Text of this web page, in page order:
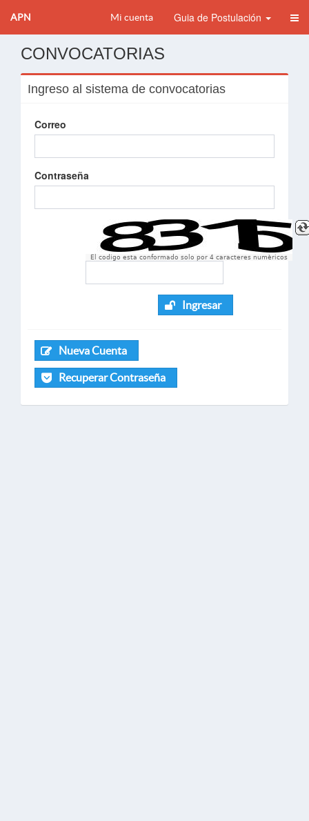
APN Mi cuenta Guia de Postulación
CONVOCATORIAS
Ingreso al sistema de convocatorias
Correo
Contraseña
El codigo esta conformado solo por 4 caracteres numèricos
Ingresar
Nueva Cuenta
Recuperar Contraseña